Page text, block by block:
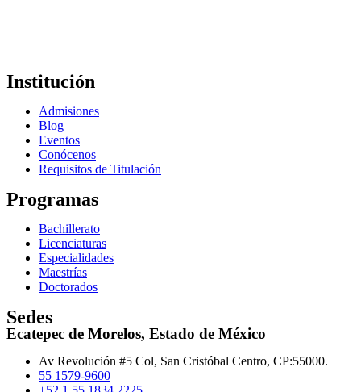
Institución
Admisiones
Blog
Eventos
Conócenos
Requisitos de Titulación
Programas
Bachillerato
Licenciaturas
Especialidades
Maestrías
Doctorados
Sedes
Ecatepec de Morelos, Estado de México
Av Revolución #5 Col, San Cristóbal Centro, CP:55000.
55 1579-9600